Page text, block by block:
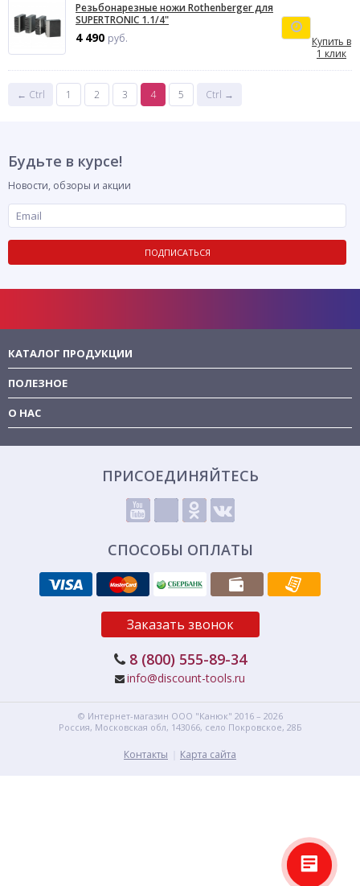
Резьбонарезные ножи Rothenberger для
SUPERTRONIC 1.1/4"
4 490 руб.
Купить в
1 клик
← Ctrl 1 2 3 4 5 Ctrl →
Будьте в курсе!
Новости, обзоры и акции
ПОДПИСАТЬСЯ
КАТАЛОГ ПРОДУКЦИИ
ПОЛЕЗНОЕ
О НАС
ПРИСОЕДИНЯЙТЕСЬ
СПОСОБЫ ОПЛАТЫ
Заказать звонок
8 (800) 555-89-34
info@discount-tools.ru
© Интернет-магазин ООО "Канюк" 2016 – 2026
Россия, Московская обл, 143066, село Покровское, 28Б
Контакты Карта сайта